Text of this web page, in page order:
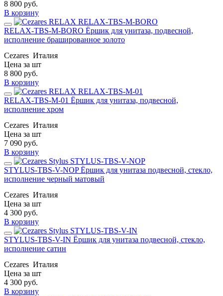
8 800 руб.
В корзину
RELAX-TBS-M-BORO Ёршик для унитаза, подвесной,
исполнение брашированное золото
Cezares Италия
Цена за шт
8 800 руб.
В корзину
RELAX-TBS-M-01 Ёршик для унитаза, подвесной,
исполнение хром
Cezares Италия
Цена за шт
7 090 руб.
В корзину
STYLUS-TBS-V-NOP Ёршик для унитаза подвесной, стекло,
исполнение черный матовый
Cezares Италия
Цена за шт
4 300 руб.
В корзину
STYLUS-TBS-V-IN Ёршик для унитаза подвесной, стекло,
исполнение сатин
Cezares Италия
Цена за шт
4 300 руб.
В корзину